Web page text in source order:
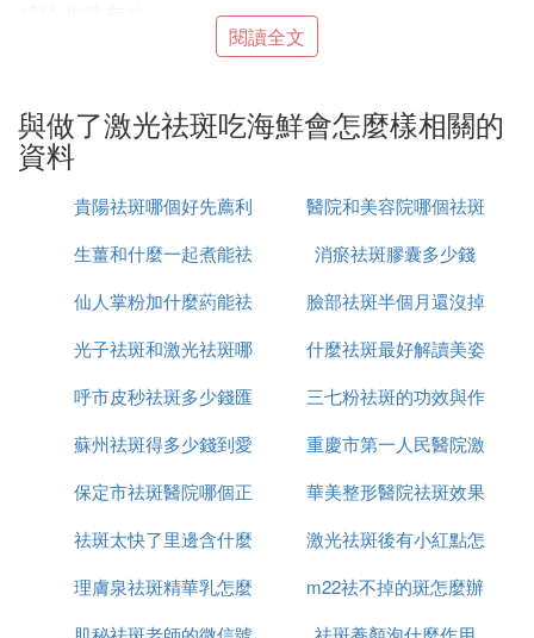
更准確地說是找一個有素質的好醫生是至關重要的，
因此要選擇正規醫院找經驗豐富、口碑好的醫生。
步驟二、與醫生溝通
充分了解此次激光的'目的，以及使用的激光種類，解
醫生的溝通是必要的。
步驟三、決定是否麻醉
一般來說激光祛斑美容是不需要麻醉的，但有些愛美
者比較敏感，因此醫生需要判斷是否需要麻醉以及麻
醉的方式。
步驟四、洗凈臉
為了避免結痂時的感染，在進行激光祛斑時候要把臉
洗干凈。
閱讀全文
與做了激光祛斑吃海鮮會怎麼樣相關的
資料
貴陽祛斑哪個好先薦利
美康
醫院和美容院哪個祛斑
好
生薑和什麼一起煮能祛
斑
消瘀祛斑膠囊多少錢
仙人掌粉加什麼葯能祛
斑
臉部祛斑半個月還沒掉
痂怎麼辦
光子祛斑和激光祛斑哪
個更安全
什麼祛斑最好解讀美姿
爾
呼市皮秒祛斑多少錢匯
仁京美
三七粉祛斑的功效與作
用是什麼
蘇州祛斑得多少錢到愛
思特簡介
重慶市第一人民醫院激
光祛斑怎麼樣
保定市祛斑醫院哪個正
規
華美整形醫院祛斑效果
怎麼樣
祛斑太快了里邊含什麼
成分
激光祛斑後有小紅點怎
麼回事
理膚泉祛斑精華乳怎麼
m22祛不掉的斑怎麼辦